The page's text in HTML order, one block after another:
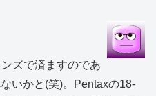
ズで済ますのであ
いかと(笑)。Pentaxの18-